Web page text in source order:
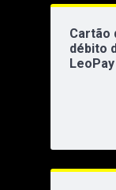
Cartão
débito
LeoPay